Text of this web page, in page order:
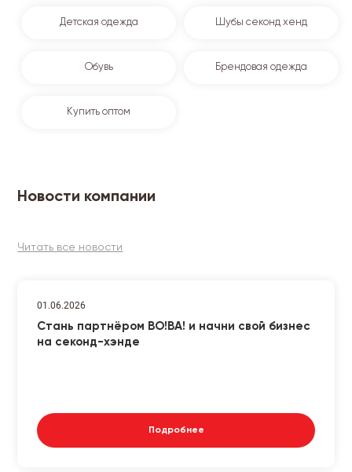
Детская одежда Шубы секонд хенд
Обувь Брендовая одежда
Купить оптом
Новости компании
Читать все новости
01.06.2026
Стань партнёром ВО!ВА! и начни свой бизнес
на секонд-хэнде
Подробнее